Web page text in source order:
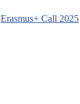
Erasmus+ Call 2025